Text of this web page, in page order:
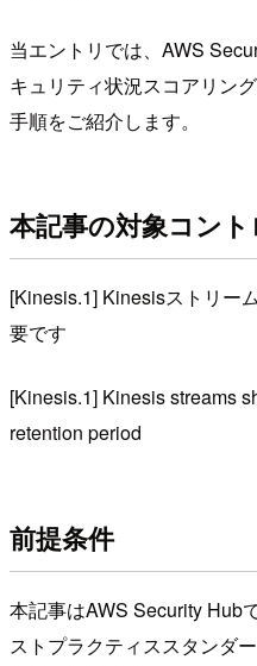
当エントリでは、AWS
キュリティ状況スコアリン
手順をご紹介します。
本記事の対象コン
[Kinesis.1] Kinesisストリー
要です
[Kinesis.1] Kinesis streams
retention period
前提条件
本記事はAWS Security Hub
ストプラクティススタンダ